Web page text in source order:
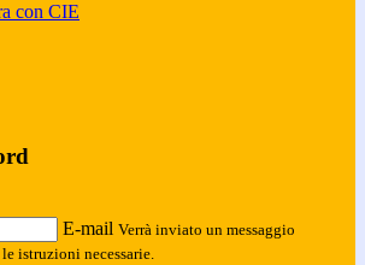
con CIE
E-mail Verrà inviato un messaggio
istruzioni necessarie.